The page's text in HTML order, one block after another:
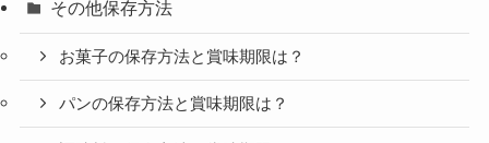
その他保存方法
お菓子の保存方法と賞味期限は？
パンの保存方法と賞味期限は？